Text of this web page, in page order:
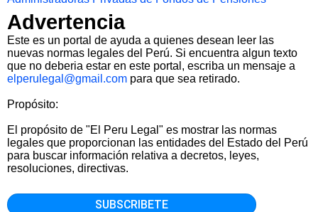
Advertencia
Este es un portal de ayuda a quienes desean leer las
nuevas normas legales del Perú. Si encuentra algun texto
que no deberia estar en este portal, escriba un mensaje a
elperulegal@gmail.com para que sea retirado.
Propósito:
El propósito de "El Peru Legal" es mostrar las normas
legales que proporcionan las entidades del Estado del Perú
para buscar información relativa a decretos, leyes,
resoluciones, directivas.